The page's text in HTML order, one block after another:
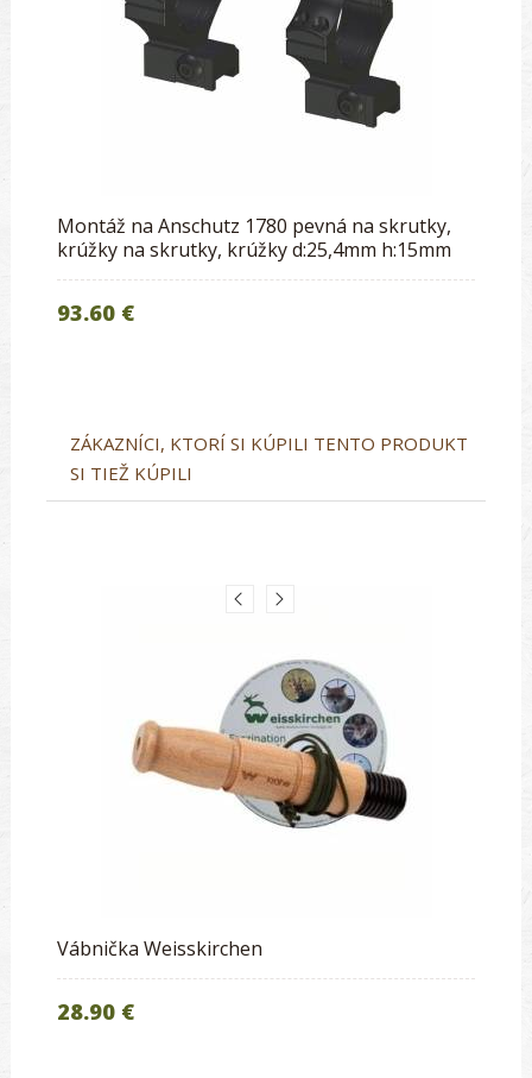
Montáž na Anschutz 1780 pevná na skrutky,
krúžky na skrutky, krúžky d:25,4mm h:15mm
93.60 €
ZÁKAZNÍCI, KTORÍ SI KÚPILI TENTO PRODUKT
SI TIEŽ KÚPILI
Vábnička Weisskirchen
28.90 €